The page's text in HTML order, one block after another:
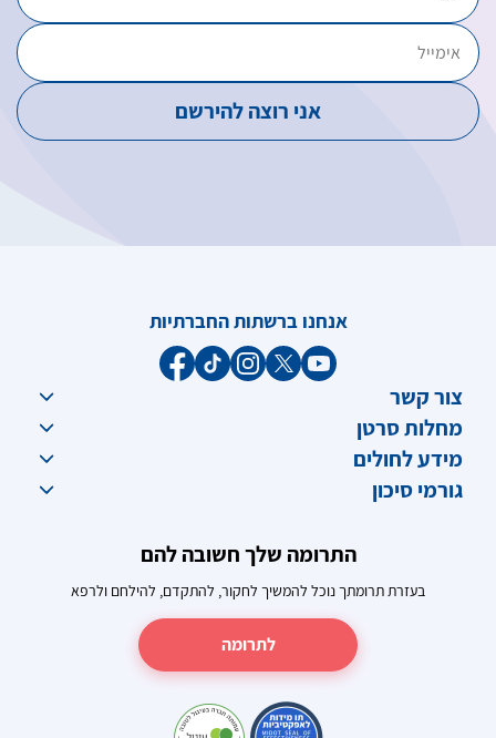
מחלות סרטן
מידע לחולים
גורמי סיכון
צור קשר
אנחנו ברשתות החברתיות
התרומה שלך חשובה להם
בעזרת תרומתך נוכל להמשיך לחקור, להתקדם, להילחם ולרפא
לתרומה